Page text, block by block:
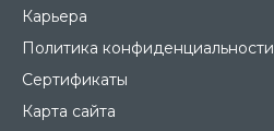
Карьера
Политика конфиденциальности
Сертификаты
Карта сайта